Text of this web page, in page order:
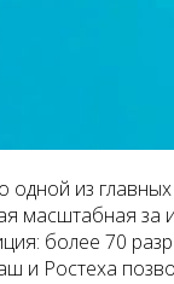
одной из
масштабная
более 70
и Ростеха